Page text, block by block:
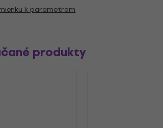
k parametrom
produkty